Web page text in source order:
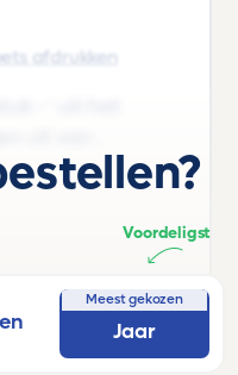
afdrukken
Meest gekozen
Jaar
Voordeligst